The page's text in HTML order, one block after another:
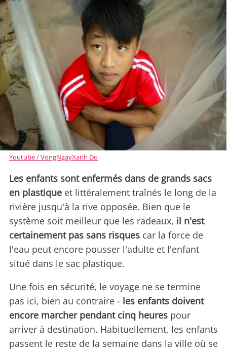
Youtube / VongNgayXanh Do
Les enfants sont enfermés dans de grands sacs
en plastique et littéralement traînés le long de la
rivière jusqu'à la rive opposée. Bien que le
système soit meilleur que les radeaux, il n'est
certainement pas sans risques car la force de
l'eau peut encore pousser l'adulte et l'enfant
situé dans le sac plastique.
Une fois en sécurité, le voyage ne se termine
pas ici, bien au contraire - les enfants doivent
encore marcher pendant cinq heures pour
arriver à destination. Habituellement, les enfants
passent le reste de la semaine dans la ville où se